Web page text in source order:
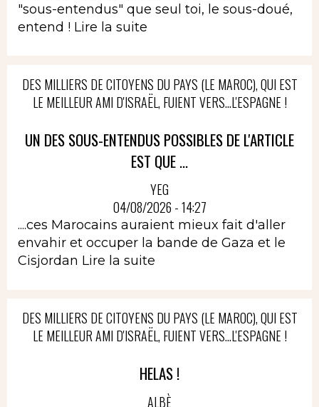
"sous-entendus" que seul toi, le sous-doué,
entend ! Lire la suite
DES MILLIERS DE CITOYENS DU PAYS (LE MAROC), QUI EST
LE MEILLEUR AMI D'ISRAËL, FUIENT VERS...L'ESPAGNE !
UN DES SOUS-ENTENDUS POSSIBLES DE L'ARTICLE
EST QUE ...
YEG
04/08/2026 - 14:27
....ces Marocains auraient mieux fait d'aller
envahir et occuper la bande de Gaza et le
Cisjordan Lire la suite
DES MILLIERS DE CITOYENS DU PAYS (LE MAROC), QUI EST
LE MEILLEUR AMI D'ISRAËL, FUIENT VERS...L'ESPAGNE !
HELAS !
ALBÈ